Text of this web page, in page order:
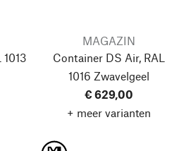
MAGAZIN
Container DS Air, RAL
1016 Zwavelgeel
€ 629,00
+ meer varianten